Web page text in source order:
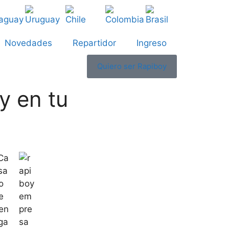
Novedades Repartidor Ingreso
Quiero ser Rapiboy
en tu